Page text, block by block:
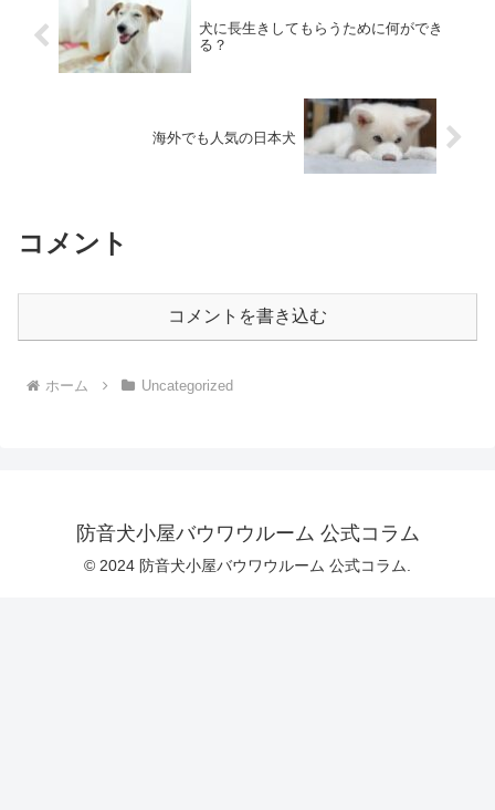
犬に長生きしてもらうために何ができ
る？
海外でも人気の日本犬
コメント
コメントを書き込む
ホーム Uncategorized
防音犬小屋バウワウルーム 公式コラム
© 2024 防音犬小屋バウワウルーム 公式コラム.